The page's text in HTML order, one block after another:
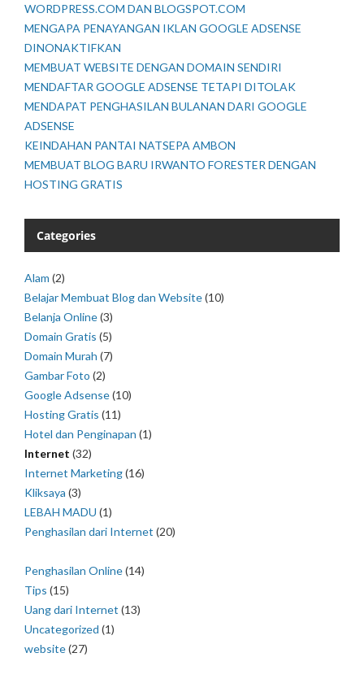
WORDPRESS.COM DAN BLOGSPOT.COM
MENGAPA PENAYANGAN IKLAN GOOGLE ADSENSE
DINONAKTIFKAN
MEMBUAT WEBSITE DENGAN DOMAIN SENDIRI
MENDAFTAR GOOGLE ADSENSE TETAPI DITOLAK
MENDAPAT PENGHASILAN BULANAN DARI GOOGLE
ADSENSE
KEINDAHAN PANTAI NATSEPA AMBON
MEMBUAT BLOG BARU IRWANTO FORESTER DENGAN
HOSTING GRATIS
Categories
Alam (2)
Belajar Membuat Blog dan Website(10)
Belanja Online(3)
Domain Gratis (5)
Domain Murah (7)
Gambar Foto (2)
Google Adsense(10)
Hosting Gratis (11)
Hotel dan Penginapan (1)
Internet (32)
Internet Marketing(16)
Kliksaya (3)
LEBAH MADU (1)
Penghasilan dari Internet (20)
Penghasilan Online(14)
Tips (15)
Uang dari Internet (13)
Uncategorized (1)
website(27)